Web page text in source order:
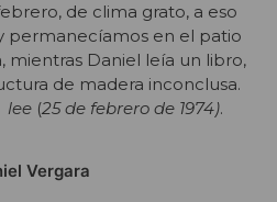
de clima grato, a eso
permanecíamos en el patio
mientras Daniel leía un libro,
de madera inconclusa.
lee (25 de febrero de 1974).
Vergara